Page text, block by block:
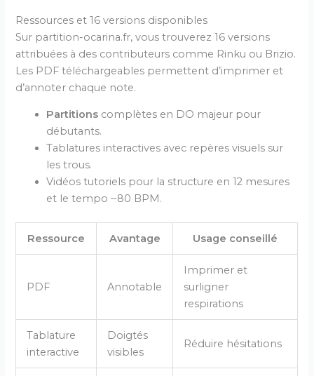
Ressources et 16 versions disponibles
Sur partition-ocarina.fr, vous trouverez 16 versions
attribuées à des contributeurs comme Rinku ou Brizio.
Les PDF téléchargeables permettent d’imprimer et
d’annoter chaque note.
Partitions complètes en DO majeur pour
débutants.
Tablatures interactives avec repères visuels sur
les trous.
Vidéos tutoriels pour la structure en 12 mesures
et le tempo ~80 BPM.
Ressource Avantage Usage conseillé
PDF Annotable
Imprimer et
surligner
respirations
Tablature
interactive
Doigtés
visibles
Réduire hésitations